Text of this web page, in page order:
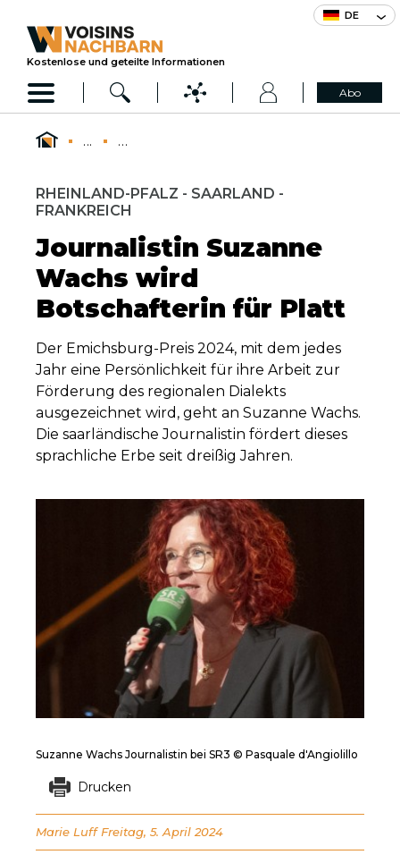
DE
Kostenlose und geteilte Informationen
Abo
... ...
RHEINLAND-PFALZ - SAARLAND -
FRANKREICH
Journalistin Suzanne
Wachs wird
Botschafterin für Platt
Der Emichsburg-Preis 2024, mit dem jedes
Jahr eine Persönlichkeit für ihre Arbeit zur
Förderung des regionalen Dialekts
ausgezeichnet wird, geht an Suzanne Wachs.
Die saarländische Journalistin fördert dieses
sprachliche Erbe seit dreißig Jahren.
Suzanne Wachs Journalistin bei SR3 © Pasquale d'Angiolillo
Drucken
Marie Luff Freitag, 5. April 2024